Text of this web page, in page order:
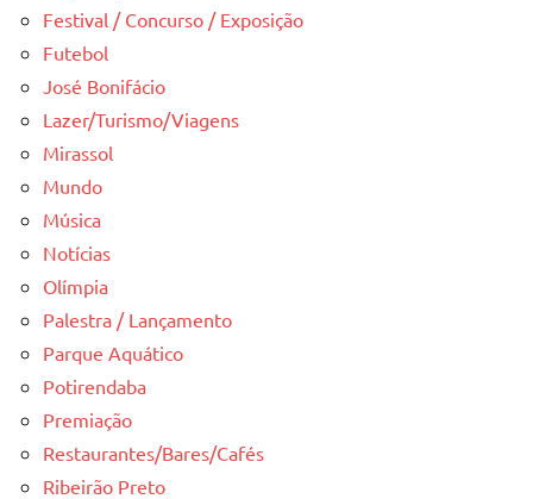
Festival / Concurso / Exposição
Futebol
José Bonifácio
Lazer/Turismo/Viagens
Mirassol
Mundo
Música
Notícias
Olímpia
Palestra / Lançamento
Parque Aquático
Potirendaba
Premiação
Restaurantes/Bares/Cafés
Ribeirão Preto